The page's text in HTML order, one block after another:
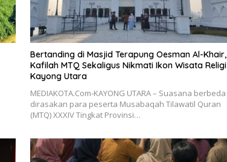
Bertanding di Masjid Terapung Oesman Al-Khair,
Kafilah MTQ Sekaligus Nikmati Ikon Wisata Religi
Kayong Utara
MEDIAKOTA.Com-KAYONG UTARA – Suasana berbeda
dirasakan para peserta Musabaqah Tilawatil Quran
(MTQ) XXXIV Tingkat Provinsi…